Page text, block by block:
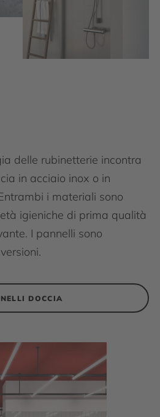
delle rubinetterie incontra
in acciaio inox o in
i materiali sono
igieniche di prima qualità
I pannelli sono
DOCCIA